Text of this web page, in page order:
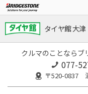
タイヤ館 大津
クルマのことならブ
077-
〒520-0837